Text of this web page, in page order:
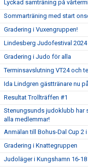
Lyckad samträning på
Sommarträning med start
Gradering i Vuxengruppen!
Lindesberg Judofestival 2024
Gradering i Judo för alla
Terminsavslutning VT24 och
Ida Lindgren gästtränare nu
Resultat Trollträffen #1
Stenungsunds judoklubb har
alla medlemmar!
Anmälan till Bohus-Dal Cup 2
Gradering i Knattegruppen
Judoläger i Kungshamn 16-